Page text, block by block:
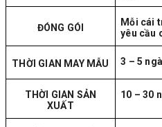
ĐÓNG GÓI
Mỗi cái
yêu cầu
THỜI GIAN MAY MẪU 3 – 5
THỜI GIAN SẢN
XUẤT
10 – 30